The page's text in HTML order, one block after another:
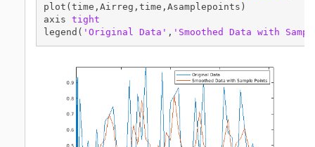
plot(time,Airreg,time,Asamplepoints)
axis tight
legend( 'Original Data' , 'Smoothed Data with